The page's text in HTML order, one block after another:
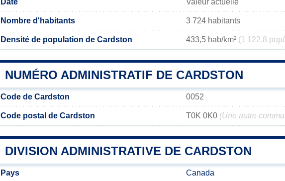
Date Valeur actuelle
Nombre d'habitants 3 724 habitants
Densité de population de Cardston 433,5 hab/km² (1 122,8
NUMÉRO ADMINISTRATIF DE CARDSTON
Code de Cardston 0052
Code postal de Cardston T0K 0K0 (Une autre
DIVISION ADMINISTRATIVE DE CARDSTON
Pays Canada